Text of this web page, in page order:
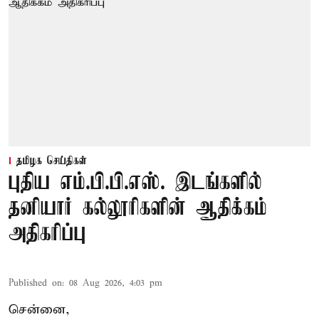
தமிழக செய்திகள்
புதிய எம்.பி.பி.எஸ். இடங்களில்
தனியார் கல்லூரிகளின் ஆதிக்கம்
அதிகரிப்பு
Published on: 08 Aug 2026, 4:03 pm
சென்னை,